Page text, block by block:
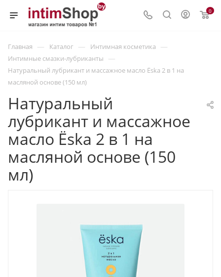
0
Главная — Каталог — Интимная косметика —
Интимные смазки-лубриканты —
Натуральный лубрикант и массажное масло Ёska 2 в 1 на
масляной основе (150 мл)
Натуральный
лубрикант и массажное
масло Ёska 2 в 1 на
масляной основе (150
мл)